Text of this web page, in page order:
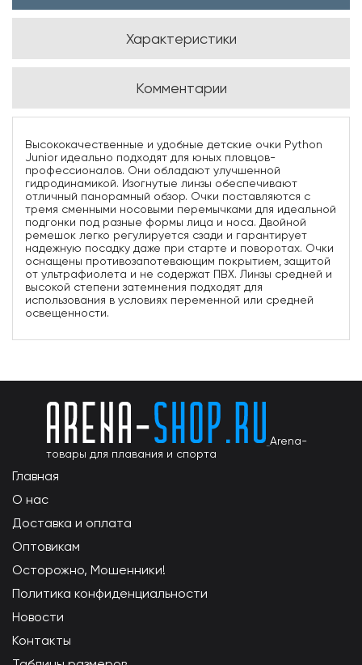
Характеристики
Комментарии
Высококачественные и удобные детские очки Python
Junior идеально подходят для юных пловцов-
профессионалов. Они обладают улучшенной
гидродинамикой. Изогнутые линзы обеспечивают
отличный панорамный обзор. Очки поставляются с
тремя сменными носовыми перемычками для идеальной
подгонки под разные формы лица и носа. Двойной
ремешок легко регулируется сзади и гарантирует
надежную посадку даже при старте и поворотах. Очки
оснащены противозапотевающим покрытием, защитой
от ультрафиолета и не содержат ПВХ. Линзы средней и
высокой степени затемнения подходят для
использования в условиях переменной или средней
освещенности.
Arena-
товары для плавания и спорта
Главная
О нас
Доставка и оплата
Оптовикам
Осторожно, Мошенники!
Политика конфиденциальности
Новости
Контакты